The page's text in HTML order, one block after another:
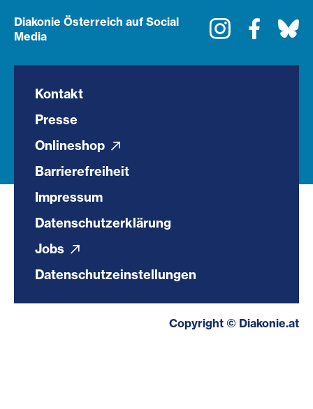
Diakonie Österreich auf Social
Media
Instagram
Kontakt
Presse
Onlineshop
Barrierefreiheit
Impressum
Datenschutzerklärung
Jobs
Datenschutzeinstellungen
Copyright © Diakonie.at